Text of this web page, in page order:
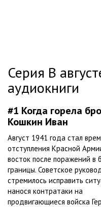
Серия В
аудиокниги
#1 Когда горела
Кошкин Иван
Август 1941 года стал
отступления Красной
восток после поражений в
границы. Советское
стремилось исправить
нанося контратаки на
продвигающиеся войска